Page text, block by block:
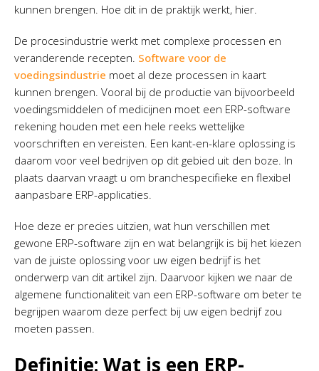
kunnen brengen. Hoe dit in de praktijk werkt, hier.
De procesindustrie werkt met complexe processen en
veranderende recepten. Software voor de
voedingsindustrie moet al deze processen in kaart
kunnen brengen. Vooral bij de productie van bijvoorbeeld
voedingsmiddelen of medicijnen moet een ERP-software
rekening houden met een hele reeks wettelijke
voorschriften en vereisten. Een kant-en-klare oplossing is
daarom voor veel bedrijven op dit gebied uit den boze. In
plaats daarvan vraagt u om branchespecifieke en flexibel
aanpasbare ERP-applicaties.
Hoe deze er precies uitzien, wat hun verschillen met
gewone ERP-software zijn en wat belangrijk is bij het kiezen
van de juiste oplossing voor uw eigen bedrijf is het
onderwerp van dit artikel zijn. Daarvoor kijken we naar de
algemene functionaliteit van een ERP-software om beter te
begrijpen waarom deze perfect bij uw eigen bedrijf zou
moeten passen.
Definitie: Wat is een ERP-